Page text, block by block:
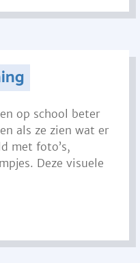
op school beter
als ze zien wat er
met foto’s,
Deze visuele